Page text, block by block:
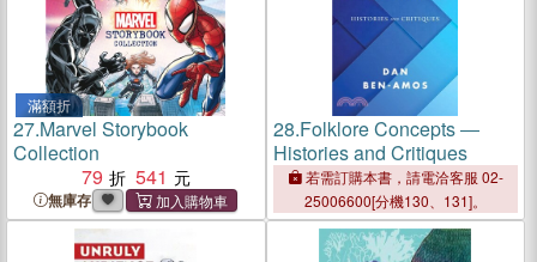
滿額折
27.Marvel Storybook
Collection
79
541
無庫存
28.Folklore Concepts ―
Histories and Critiques
若需訂購本書，請電洽客服 02-
25006600[分機130、131]。